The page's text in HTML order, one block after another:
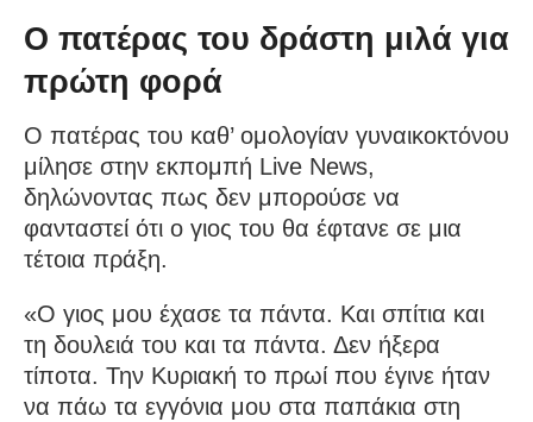
Ο πατέρας του δράστη μιλά για
πρώτη φορά
Ο πατέρας του καθ’ ομολογίαν γυναικοκτόνου
μίλησε στην εκπομπή Live News,
δηλώνοντας πως δεν μπορούσε να
φανταστεί ότι ο γιος του θα έφτανε σε μια
τέτοια πράξη.
«Ο γιος μου έχασε τα πάντα. Και σπίτια και
τη δουλειά του και τα πάντα. Δεν ήξερα
τίποτα. Την Κυριακή το πρωί που έγινε ήταν
να πάω τα εγγόνια μου στα παπάκια στη